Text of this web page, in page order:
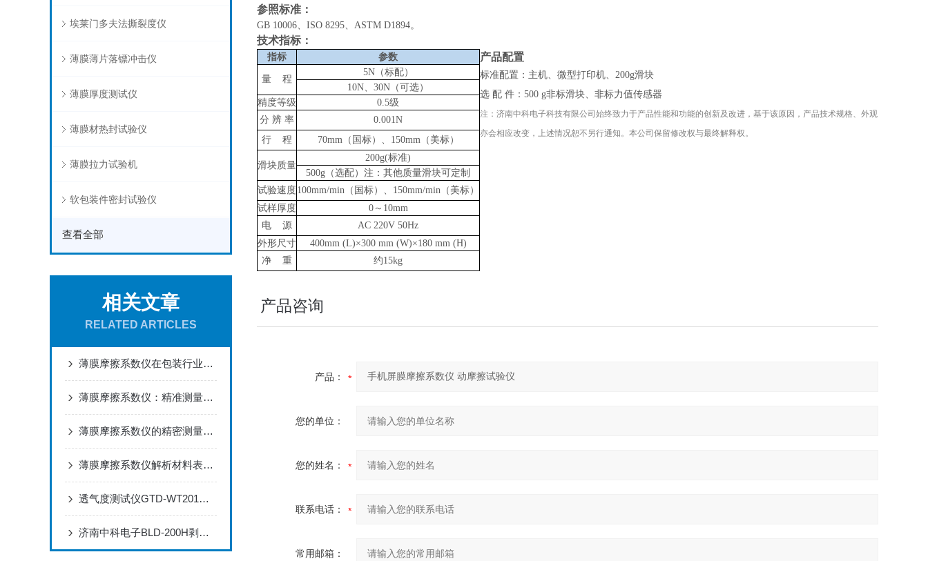
埃莱门多夫法撕裂度仪
薄膜薄片落镖冲击仪
薄膜厚度测试仪
薄膜材热封试验仪
薄膜拉力试验机
软包装件密封试验仪
查看全部
相关文章
RELATED ARTICLES
薄膜摩擦系数仪在包装行业的多元应用与创新实践
薄膜摩擦系数仪：精准测量，助力材料科学研究
薄膜摩擦系数仪的精密测量与应用实践
薄膜摩擦系数仪解析材料表面与摩擦相互作用
透气度测试仪GTD-WT201在特种滤材性能评估中的应用方案
济南中科电子BLD-200H剥离试验机：如何科学评估材料粘接可靠性
参照标准：
GB 10006、 ISO 8295、 ASTM D1894。
技术指标 ：
指标 参数
量 程
5N（标配）
10N、30N（可选）
精度等级
0.5级
分 辨 率
0.001N
行
程 70mm（国标）、150mm（美标）
滑块质量
200g(标准)
500g（选配）注：其他质量滑块可定制
试验速度100mm/min （国标） 、 150mm/min （美标）
试样厚度
0～10mm
电
源
AC 220V 50Hz
外形尺寸
400mm (L)×300 mm (W)×180 mm (H)
净
重 约15kg
产品配置
标准配置：主机、微型打印机、 200g滑块
选 配 件： 500 g非标滑块、非标力值传感器
注： 济南中科电子科技有限公司 始终致力于产品性能和功能的创新及改进，基于该原因，产品技术规格、外观
亦会相应改变，上述情况恕不另行通知。本公司保留修改权与最终解释权。
产品咨询
产品：
您的单位：
您的姓名：
联系电话：
常用邮箱：